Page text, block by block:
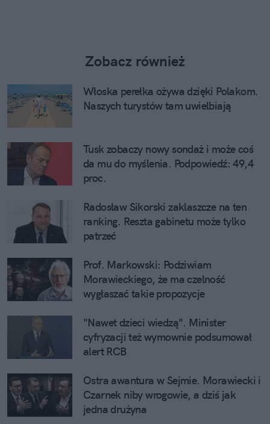
Zobacz również
Włoska perełka ożywa dzięki Polakom.
Naszych turystów tam uwielbiają
Tusk zobaczy nowy sondaż i może coś
da mu do myślenia. Podpowiedź: 49,4
proc.
Radosław Sikorski zaklaszcze na ten
ranking. Reszta gabinetu może tylko
patrzeć
Prof. Markowski: Podziwiam
Morawieckiego, że ma czelność
wygłaszać takie propozycje
"Nawet dzieci wiedzą". Minister
cyfryzacji też wymownie podsumował
alert RCB
Ostra awantura w Sejmie. Morawiecki i
Czarnek niby wrogowie, a dziś jak
jedna drużyna